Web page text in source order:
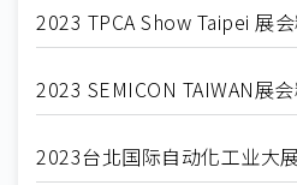
2023 TPCA Show Taipei 展
2023 SEMICON TAIWAN展
2023台北国际自动化工业大